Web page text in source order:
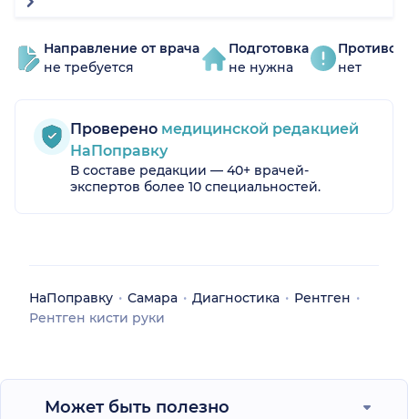
Направление от врача
не требуется
Подготовка
не нужна
нет
Проверено медицинской редакцией
НаПоправку
В составе редакции — 40+ врачей-
экспертов более 10 специальностей.
НаПоправку Самара Диагностика
Рентген
Рентген кисти руки
Может быть полезно